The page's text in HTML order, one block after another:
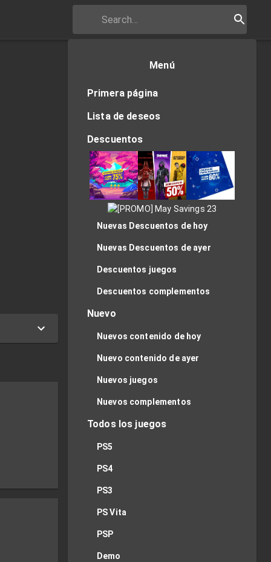
Menú
Primera página
Lista de deseos
Descuentos
Nuevas Descuentos de hoy
Nuevas Descuentos de ayer
Descuentos juegos
Descuentos complementos
Nuevo
Nuevos contenido de hoy
Nuevo contenido de ayer
Nuevos juegos
Nuevos complementos
Todos los juegos
PS5
PS4
PS3
PS Vita
PSP
Demo